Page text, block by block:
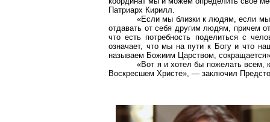
Патриарх Кирилл.
«Если мы близки к людям, если мы
отдавать от себя другим людям, причем
что есть потребность поделиться с
означает, что мы на пути к Богу и что
называем Божиим Царством,
«Вот я и хотел бы пожелать всем,
Воскресшем Христе», — заключил